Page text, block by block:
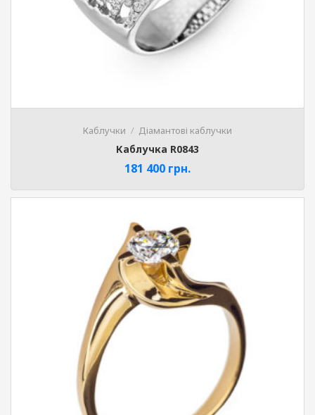
Каблучки Діамантові каблучки
Каблучка R0843
181 400 грн.